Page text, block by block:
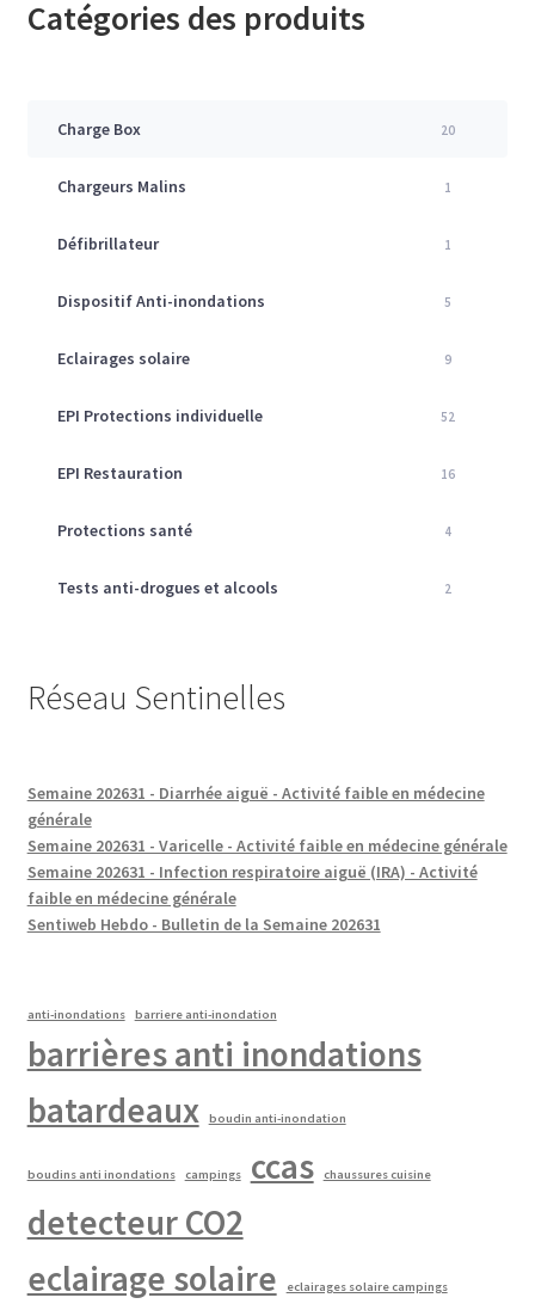
Catégories des produits
Charge Box 20
Chargeurs Malins 1
Défibrillateur 1
Dispositif Anti-inondations 5
Eclairages solaire 9
EPI Protections individuelle 52
EPI Restauration 16
Protections santé 4
Tests anti-drogues et alcools 2
Réseau Sentinelles
Semaine 202631 - Diarrhée aiguë - Activité faible en médecine
générale
Semaine 202631 - Varicelle - Activité faible en médecine générale
Semaine 202631 - Infection respiratoire aiguë (IRA) - Activité
faible en médecine générale
Sentiweb Hebdo - Bulletin de la Semaine 202631
anti-inondations barriere anti-inondation
barrières anti inondations
batardeaux
boudin anti-inondation
boudins anti inondations campings ccas chaussures cuisine
detecteur CO2
eclairage solaire
eclairages solaire campings